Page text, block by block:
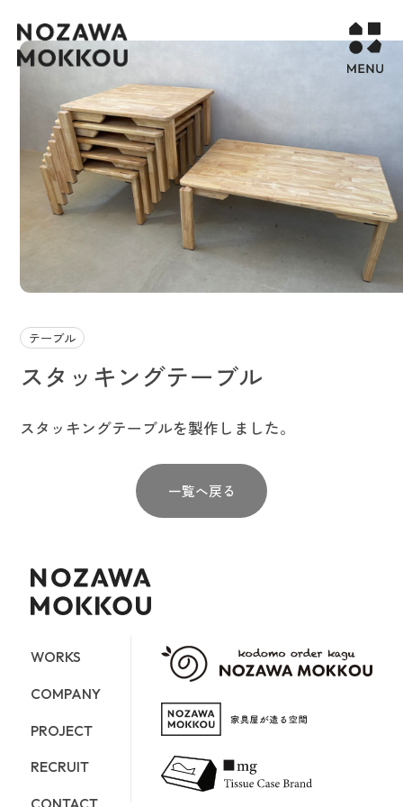
WORKS
COMPANY
CONTACT
STORY PAGE
テーブル
スタッキングテーブル
スタッキングテーブルを製作しました。
一覧へ戻る
WORKS
COMPANY
PROJECT
RECRUIT